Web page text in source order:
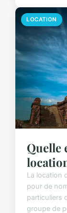
LOCATION
Quelle
La location
pour de
particuliers
groupe de